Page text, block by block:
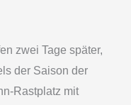
zwei Tage später,
der Saison der
Rastplatz mit